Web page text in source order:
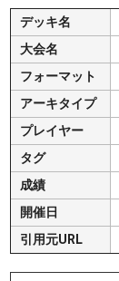
デッキ名
大会名
フォーマット
アーキタイプ
プレイヤー
タグ
成績
開催日
引用元URL